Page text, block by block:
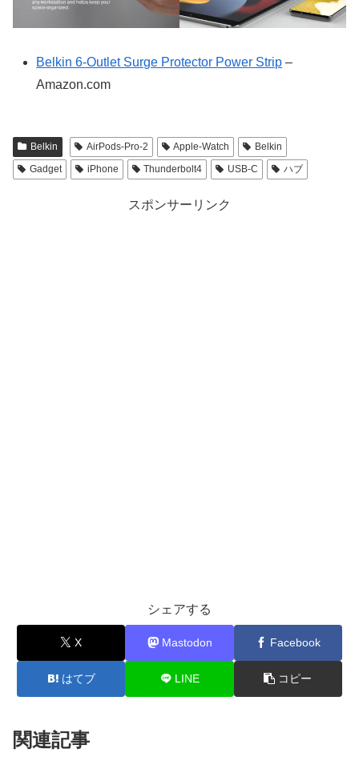
Belkin 6-Outlet Surge Protector Power Strip –
Amazon.com
Belkin AirPods-Pro-2 Apple-Watch
Belkin
Gadget
iPhone Thunderbolt4 USB-C ハブ
スポンサーリンク
シェアする
X Mastodon Facebook
はてブ LINE コピー
関連記事